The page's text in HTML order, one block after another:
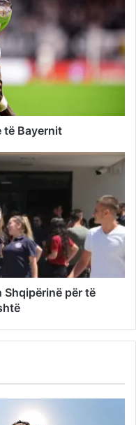
të Bayernit
Shqipërinë për të